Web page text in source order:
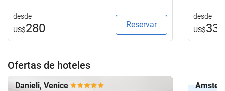
desde
US$280 Reservar
desde
US$332
Ofertas de hoteles
Danieli, Venice